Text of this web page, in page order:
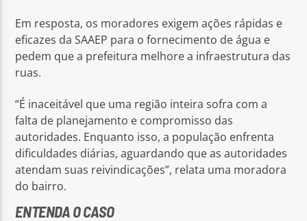
Em resposta, os moradores exigem ações rápidas e
eficazes da SAAEP para o fornecimento de água e
pedem que a prefeitura melhore a infraestrutura das
ruas.
“É inaceitável que uma região inteira sofra com a
falta de planejamento e compromisso das
autoridades. Enquanto isso, a população enfrenta
dificuldades diárias, aguardando que as autoridades
atendam suas reivindicações”, relata uma moradora
do bairro.
ENTENDA O CASO